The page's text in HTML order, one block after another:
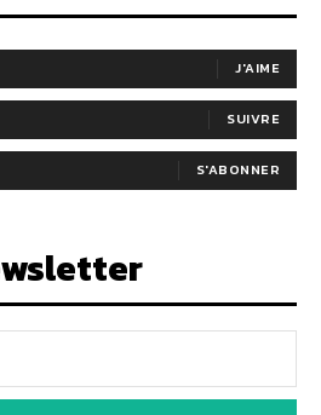
J'AIME
SUIVRE
S'ABONNER